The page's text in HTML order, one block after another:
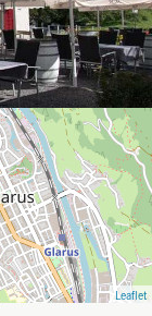
Leaflet